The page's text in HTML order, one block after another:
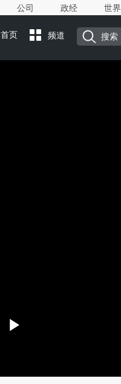
公司 政经 世界
首页 频道